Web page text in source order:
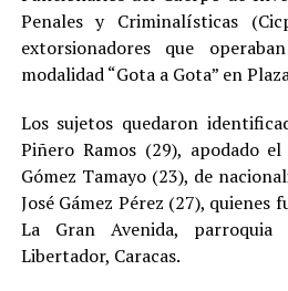
Penales y Criminalísticas
extorsionadores que
modalidad “Gota a Gota” en
Los sujetos quedaron
Piñero Ramos (29), apodado
Gómez Tamayo (23), de
José Gámez Pérez (27), quienes
La Gran Avenida, parroquia
Libertador, Caracas.